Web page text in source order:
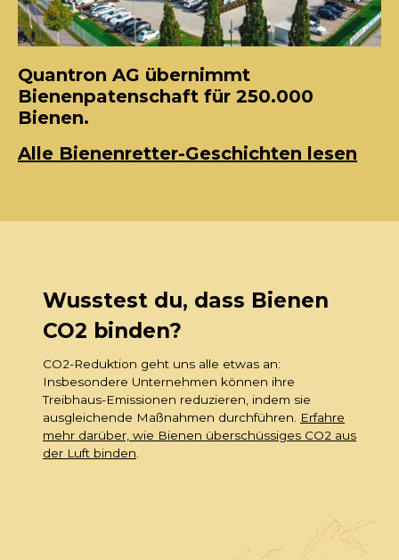
Quantron AG übernimmt
Bienenpatenschaft für 250.000
Bienen.
Alle Bienenretter-Geschichten lesen
Wusstest du, dass Bienen
CO2 binden?
CO2-Reduktion geht uns alle etwas an:
Insbesondere Unternehmen können ihre
Treibhaus-Emissionen reduzieren, indem sie
ausgleichende Maßnahmen durchführen.
Erfahre
mehr darüber, wie Bienen überschüssiges CO2 aus
der Luft binden